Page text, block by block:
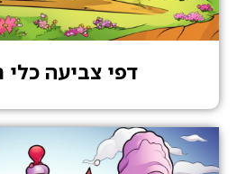
דפי צביעה